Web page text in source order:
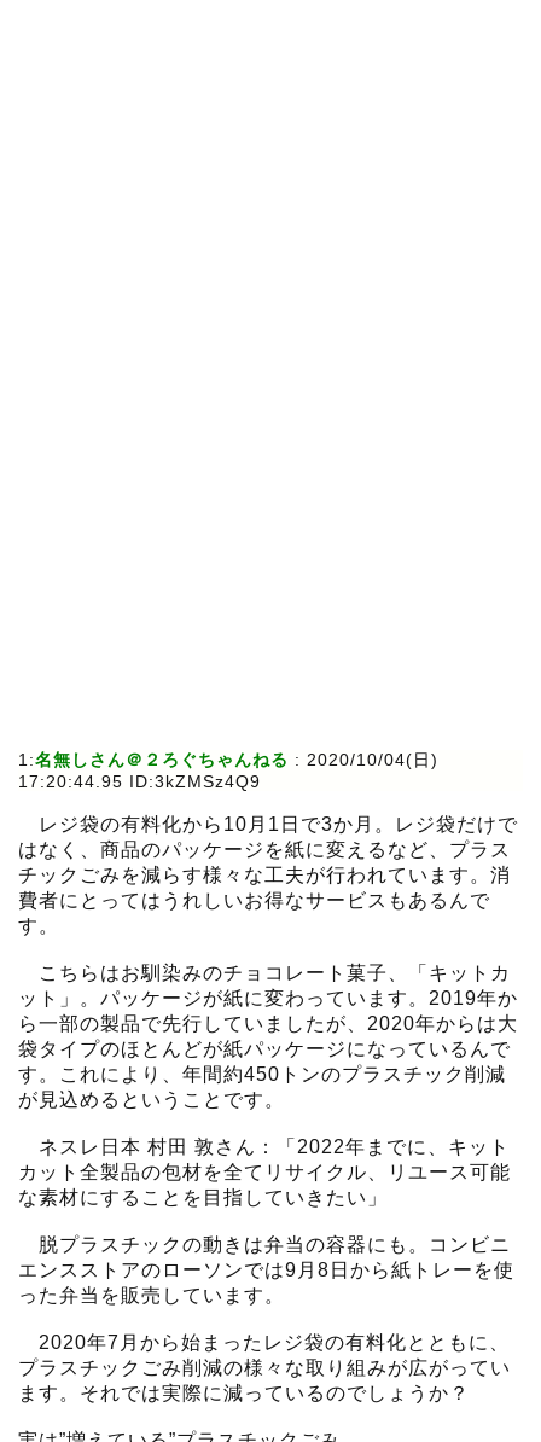
1:名無しさん＠２ろぐちゃんねる : 2020/10/04(日)
17:20:44.95 ID:3kZMSz4Q9
レジ袋の有料化から10月1日で3か月。レジ袋だけで
はなく、商品のパッケージを紙に変えるなど、プラス
チックごみを減らす様々な工夫が行われています。消
費者にとってはうれしいお得なサービスもあるんで
す。
こちらはお馴染みのチョコレート菓子、「キットカ
ット」。パッケージが紙に変わっています。2019年か
ら一部の製品で先行していましたが、2020年からは大
袋タイプのほとんどが紙パッケージになっているんで
す。これにより、年間約450トンのプラスチック削減
が見込めるということです。
ネスレ日本 村田 敦さん：「2022年までに、キット
カット全製品の包材を全てリサイクル、リユース可能
な素材にすることを目指していきたい」
脱プラスチックの動きは弁当の容器にも。コンビニ
エンスストアのローソンでは9月8日から紙トレーを使
った弁当を販売しています。
2020年7月から始まったレジ袋の有料化とともに、
プラスチックごみ削減の様々な取り組みが広がってい
ます。それでは実際に減っているのでしょうか？